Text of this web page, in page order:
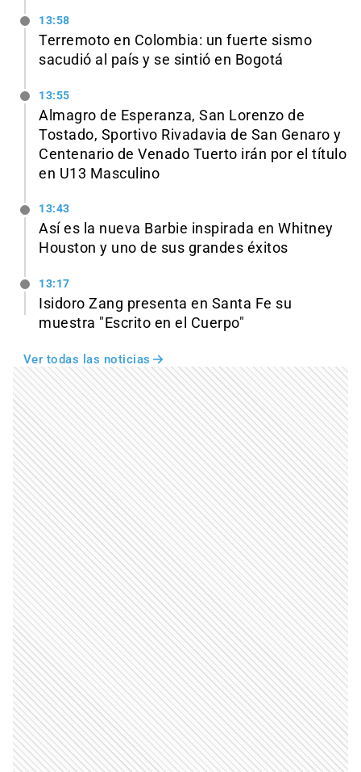
13:58
Terremoto en Colombia: un fuerte sismo
sacudió al país y se sintió en Bogotá
13:55
Almagro de Esperanza, San Lorenzo de
Tostado, Sportivo Rivadavia de San Genaro y
Centenario de Venado Tuerto irán por el título
en U13 Masculino
13:43
Así es la nueva Barbie inspirada en Whitney
Houston y uno de sus grandes éxitos
13:17
Isidoro Zang presenta en Santa Fe su
muestra "Escrito en el Cuerpo"
Ver todas las noticias